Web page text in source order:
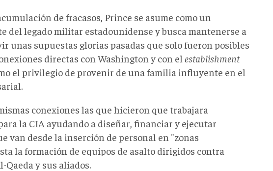
de fracasos, Prince se asume como un
del legado militar estadounidense y busca mantenerse a
unas supuestas glorias pasadas que solo fueron posibles
directas con Washington y con el establishment
el privilegio de provenir de una familia influyente en el
conexiones las que hicieron que trabajara
la CIA ayudando a diseñar, financiar y ejecutar
van desde la inserción de personal en "zonas
la formación de equipos de asalto dirigidos contra
Qaeda y sus aliados.